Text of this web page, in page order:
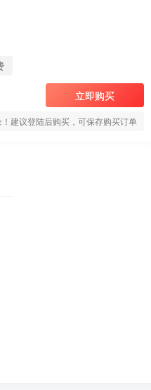
立即购买
建议登陆后购买，可保存购买订单